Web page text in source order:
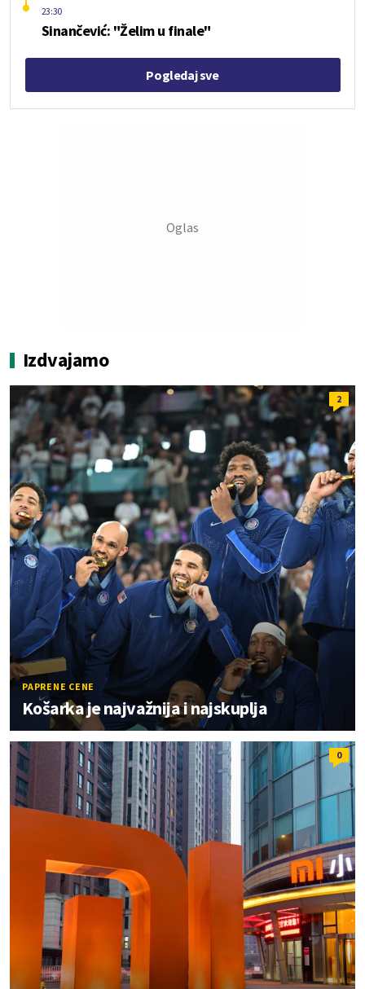
Sinančević: "Želim u finale"
23:30
Pogledaj sve
Izdvajamo
2
PAPRENE CENE
Košarka je najvažnija i najskuplja
0